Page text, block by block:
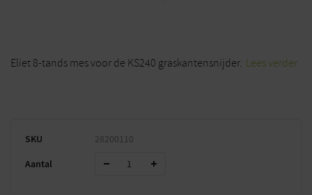
Eliet 8-tands mes voor de KS240 graskantensnijder. Lees verder
SKU 28200110
Aantal